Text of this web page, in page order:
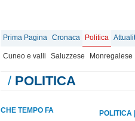
Prima Pagina Cronaca Politica
Cuneo e valli Saluzzese Monregalese
/ POLITICA
CHE TEMPO FA POLITICA